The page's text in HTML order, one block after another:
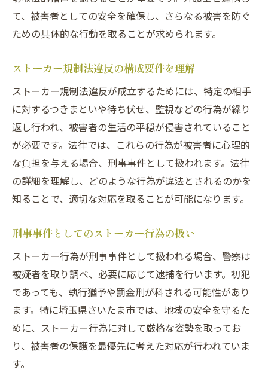
ストーカー規制法違反の罰則とその意味
罰金や実刑などのストーカーの法的制裁
初犯時のストーカーに適用される罰則
ストーカー規制法に基づく罰則体系
警察から呼び出された場合の対応法
刑事事件での警察呼び出し対処法
ストーカー事件の呼び出し時の注意点
警察呼び出しに備える法律知識の活用
警察訪問時のストーカー対策
法律的に正しい警察呼び出し対応法
警察呼び出し時のストーカー事例
ストーカー初犯時の対応と法律知識
初犯ストーカーへの法律的対応策
初犯者が知るべきストーカー法律知識
ストーカー初犯時の適切な法律対応
初犯者と法律知識の重要性
ストーカー初犯者への具体的対応策
て、被害者としての安全を確保し、さらなる被害を防ぐ
ための具体的な行動を取ることが求められます。
ストーカー規制法違反の構成要件を理解
ストーカー規制法違反が成立するためには、特定の相手
に対するつきまといや待ち伏せ、監視などの行為が繰り
返し行われ、被害者の生活の平穏が侵害されていること
が必要です。法律では、これらの行為が被害者に心理的
な負担を与える場合、刑事事件として扱われます。法律
の詳細を理解し、どのような行為が違法とされるのかを
知ることで、適切な対応を取ることが可能になります。
刑事事件としてのストーカー行為の扱い
ストーカー行為が刑事事件として扱われる場合、警察は
被疑者を取り調べ、必要に応じて逮捕を行います。初犯
であっても、執行猶予や罰金刑が科される可能性があり
ます。特に埼玉県さいたま市では、地域の安全を守るた
めに、ストーカー行為に対して厳格な姿勢を取ってお
り、被害者の保護を最優先に考えた対応が行われていま
す。